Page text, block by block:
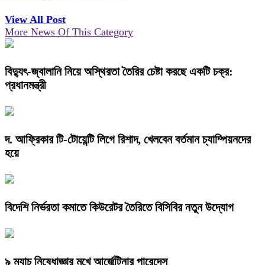
View All Post
More News Of This Category
বিদ্যুৎ-জ্বালানি নিয়ে অস্থিরতা তৈরির চেষ্টা করছে একটি চক্র:
প্রধানমন্ত্রী
দ. আফ্রিকার টি-টোয়েন্টি লিগে রিশাদ, খেলবেন বর্তমান চ্যাম্পিয়নদের
হয়ে
বিদেশি নির্ভরতা কমাতে কিউরেটর তৈরিতে বিসিবির নতুন উদ্যোগ
৯ ম্যাচ নিষেধাজ্ঞার মুখে আর্জেন্টিনার পারেদেস